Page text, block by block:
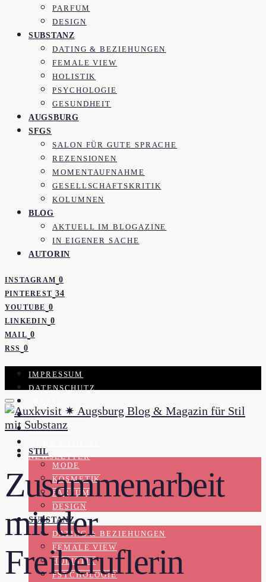
PARFUM
DESIGN
SUBSTANZ
DATING & BEZIEHUNGEN
FEMALE VIEW
HOLISTIK
PSYCHOLOGIE
GESUNDHEIT
AUGSBURG
SFGS
SALON FÜR GUTE SPRACHE
REZENSIONEN
MOMENTAUFNAHME
GESELLSCHAFTSKRITIK
KOLUMNEN
BLOG
AKTUELL IM BLOGAZINE
IN EIGENER SACHE
AUTORIN
INSTAGRAM 0
PINTEREST 34
YOUTUBE 0
LINKEDIN 0
MAIL 0
RSS 0
IMPRESSUM
DATENSCHUTZ
KOOPERATION
KONTAKT
NEWSLETTER
STIL
MODE
KOSMETIK
PARFUM
DESIGN
SUBSTANZ
DATING & BEZIEHUNGEN
FEMALE VIEW
HOLISTIK
PSYCHOLOGIE
Zusammenarbeit
mit der
Freiberuflerin